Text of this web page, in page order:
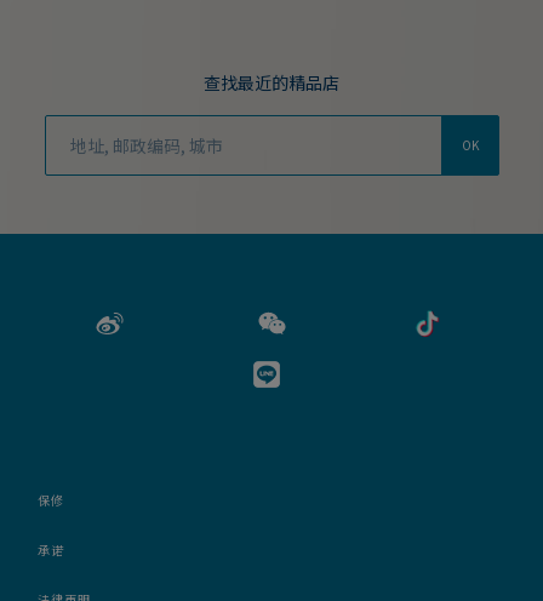
查找最近的精品店
OK
保修
承诺